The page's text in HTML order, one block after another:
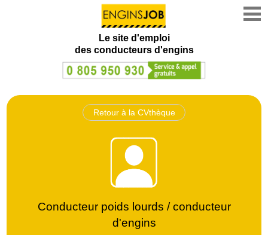
Le site d'emploi
des conducteurs d'engins
Retour à la CVthèque
Conducteur poids lourds / conducteur
d'engins